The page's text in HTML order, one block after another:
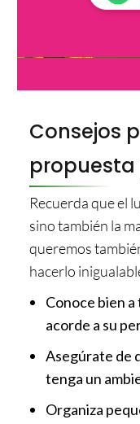
Consejos
Recuerda que el
sino también la
queremos
hacerlo
Conoce bien
acorde a su
Asegúrate de
tenga un
Organiza